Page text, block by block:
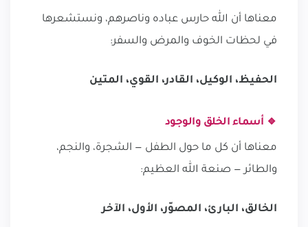
معناها أن الله حارس عباده وناصرهم، ونستشعرها
في لحظات الخوف والمرض والسفر:
الحفيظ، الوكيل، القادر، القوي، المتين
🔹 أسماء الخلق والوجود
معناها أن كل ما حول الطفل — الشجرة، والنجم،
والطائر — صنعة الله العظيم:
الخالق، البارئ، المصوّر، الأول، الآخر